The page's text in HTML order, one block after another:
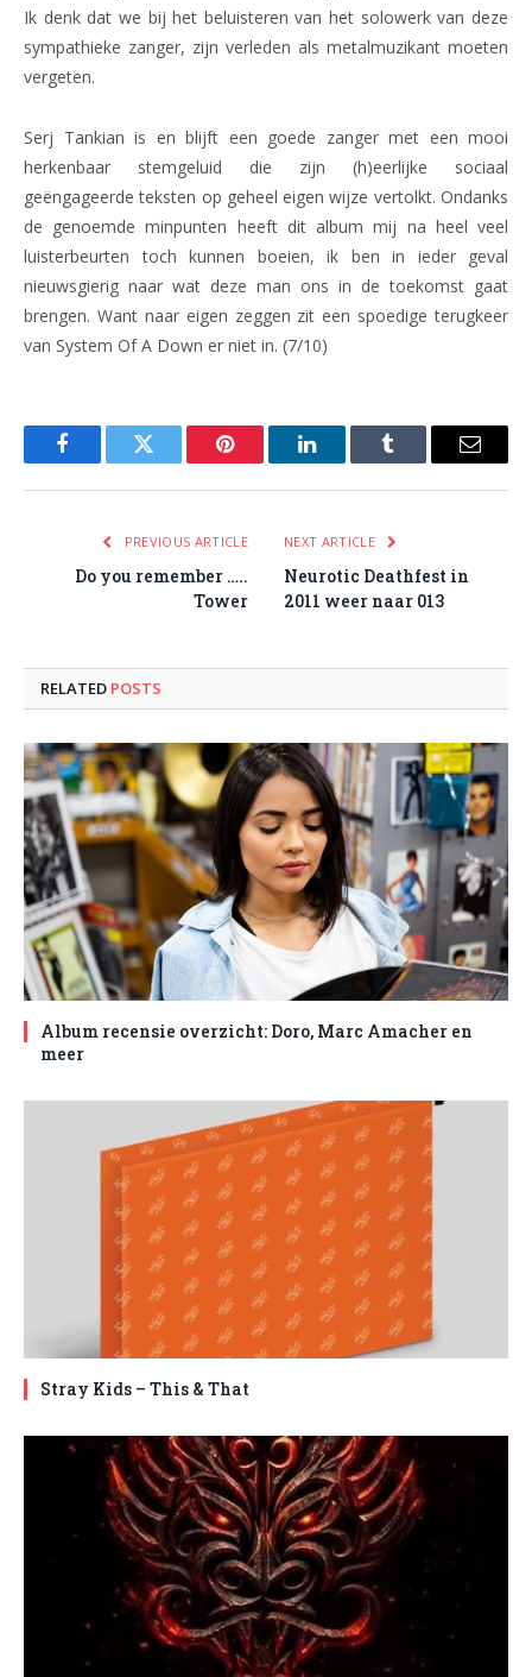
Ik denk dat we bij het beluisteren van het solowerk van deze
sympathieke zanger, zijn verleden als metalmuzikant moeten
vergeten.
Serj Tankian is en blijft een goede zanger met een mooi
herkenbaar stemgeluid die zijn (h)eerlijke sociaal
geëngageerde teksten op geheel eigen wijze vertolkt. Ondanks
de genoemde minpunten heeft dit album mij na heel veel
luisterbeurten toch kunnen boeien, ik ben in ieder geval
nieuwsgierig naar wat deze man ons in de toekomst gaat
brengen. Want naar eigen zeggen zit een spoedige terugkeer
van System Of A Down er niet in. (7/10)
FacebookTwitter Pinterest LinkedInTumblr Email
PREVIOUS ARTICLE
Do you remember …..
Tower
NEXT ARTICLE
Neurotic Deathfest in
2011 weer naar 013
RELATED POSTS
Album recensie overzicht: Doro, Marc Amacher en
meer
Stray Kids – This & That